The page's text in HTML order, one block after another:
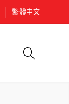
繁體中文